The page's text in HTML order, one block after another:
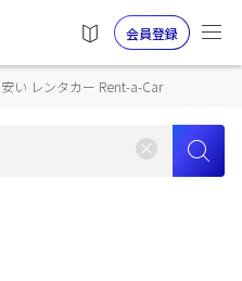
会員登録
い レンタカー Rent-a-Car